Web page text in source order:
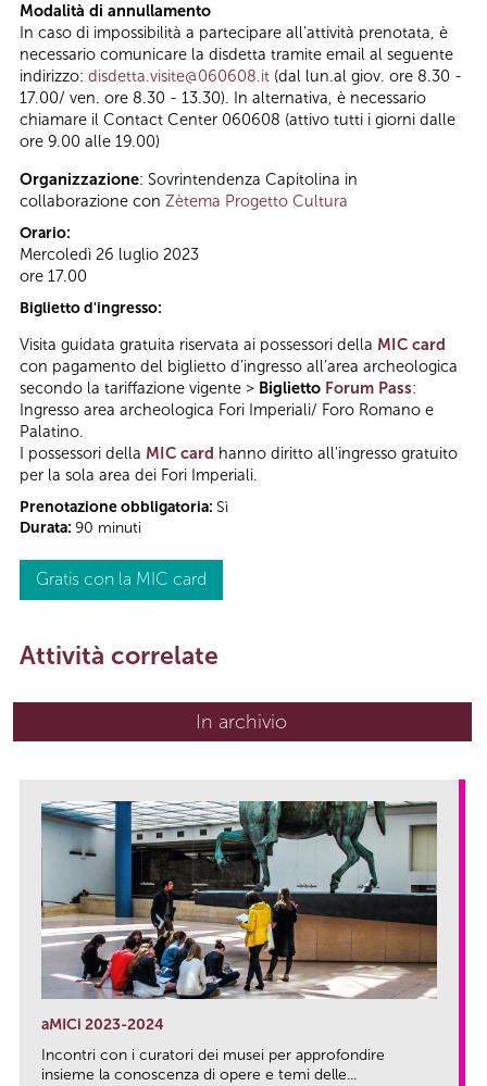
Modalità di annullamento
In caso di impossibilità a partecipare all’attività prenotata, è
necessario comunicare la disdetta tramite email al seguente
indirizzo: disdetta.visite@060608.it (dal lun.al giov. ore 8.30 -
17.00/ ven. ore 8.30 - 13.30). In alternativa, è necessario
chiamare il Contact Center 060608 (attivo tutti i giorni dalle
ore 9.00 alle 19.00)
Organizzazione: Sovrintendenza Capitolina in
collaborazione con Zètema Progetto Cultura
Orario:
Mercoledì 26 luglio 2023
ore 17.00
Biglietto d'ingresso:
Visita guidata gratuita riservata ai possessori della MIC card
con pagamento del biglietto d’ingresso all’area archeologica
secondo la tariffazione vigente > Biglietto Forum Pass:
Ingresso area archeologica Fori Imperiali/ Foro Romano e
Palatino.
I possessori della MIC card hanno diritto all'ingresso gratuito
per la sola area dei Fori Imperiali.
Prenotazione obbligatoria: Sì
Durata: 90 minuti
Gratis con la MIC card
Attività correlate
In archivio
aMICi 2023-2024
Incontri con i curatori dei musei per approfondire
insieme la conoscenza di opere e temi delle...